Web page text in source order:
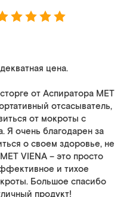
цена.
от Аспиратора MET
отсасыватель,
от мокроты с
очень благодарен за
о своем здоровье, не
VIENA – это просто
и тихое
Большое спасибо
продукт!